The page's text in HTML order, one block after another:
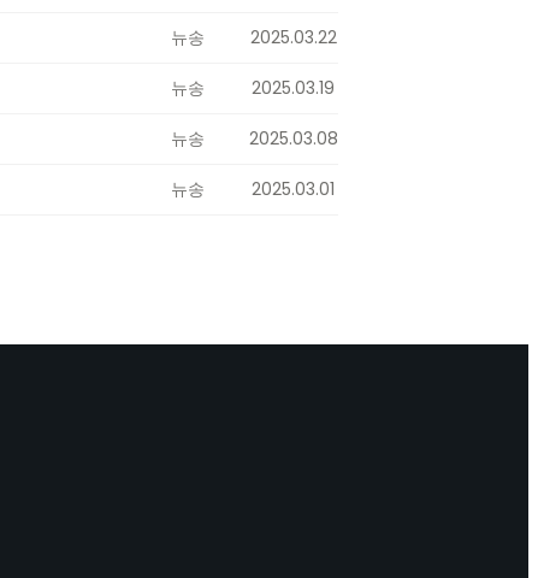
뉴송 2025.03.22
뉴송 2025.03.19
뉴송 2025.03.08
뉴송 2025.03.01